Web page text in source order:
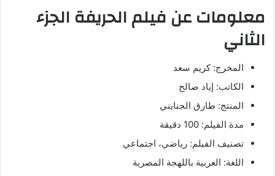
معلومات عن فيلم الحريفة الجزء
الثاني
المخرج: كريم سعد
الكاتب: إياد صالح
المنتج: طارق الجنايني
مدة الفيلم: 100 دقيقة
تصنيف الفيلم: رياضي، اجتماعي
اللغة: العربية باللهجة المصرية